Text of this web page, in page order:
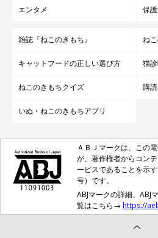
エンタメ 保
雑誌『ねこのきもち』 ね
キャットフードの正しい選び方 猫
ねこのきもちクイズ 購
いぬ・ねこのきもちアプリ
ＡＢＪマークは、この
が、著作権者からコン
ービスであることを示
号）です。
ABJマークの詳細、ABJ
覧はこちら→ https://